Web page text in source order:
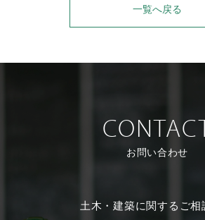
一覧へ戻る
お問い合わせ
土木・建築に関するご相